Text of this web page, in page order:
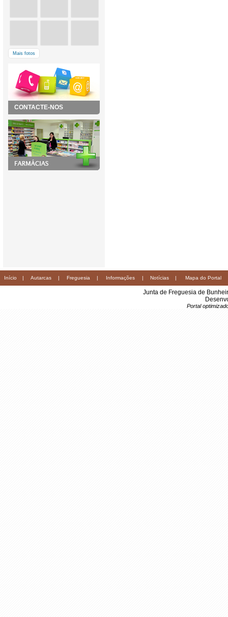
Mais fotos
CONTACTE-NOS
Início | Autarcas | Freguesia | Informações | Notícias | Mapa do Portal
Junta de Freguesia de
Portal